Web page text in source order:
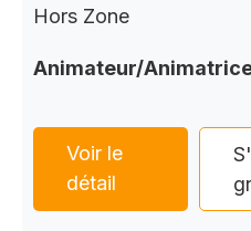
Hors Zone
Animateur/
Voir le
détail